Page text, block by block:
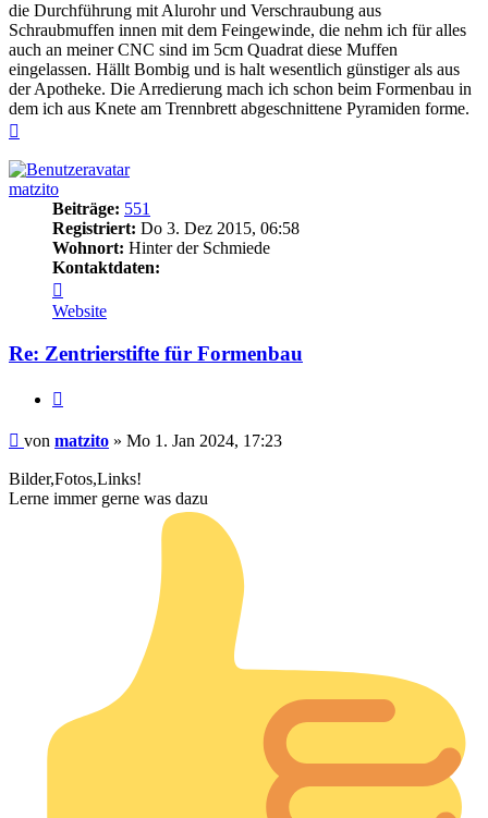
die Durchführung mit Alurohr und Verschraubung aus
Schraubmuffen innen mit dem Feingewinde, die nehm ich für alles
auch an meiner CNC sind im 5cm Quadrat diese Muffen
eingelassen. Hällt Bombig und is halt wesentlich günstiger als aus
der Apotheke. Die Arredierung mach ich schon beim Formenbau in
dem ich aus Knete am Trennbrett abgeschnittene Pyramiden forme.
matzito
Beiträge: 551
Registriert: Do 3. Dez 2015, 06:58
Wohnort: Hinter der Schmiede
Kontaktdaten:
von
matzito
Website
Re: Zentrierstifte für Formenbau
Beitrag
von matzito » Mo 1. Jan 2024, 17:23
Bilder,Fotos,Links!
Lerne immer gerne was dazu